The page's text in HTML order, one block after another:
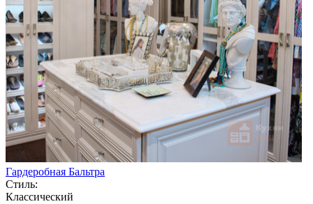
Гардеробная Бальтра
Стиль:
Классический